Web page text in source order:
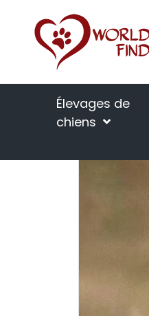
Élevages de
chiens